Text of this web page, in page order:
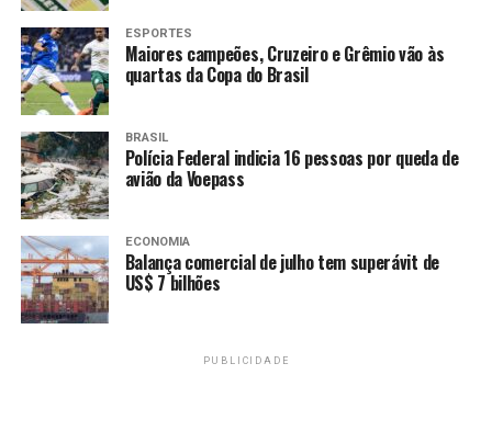
um epidemiologista e um especialista em saúhde animal
à China, para um estudo sobre a origem do vírus que
apareceu na China no final de 2019.
TAGS
PRÓXIMO
“Retorno das aulas presenciais da rede pública do DF
será obrigatória”.
RECENTES
VOLTA ÀS AULAS: CIÊNCIA AFIRMA QUE RETORNO É
POSSÍVEL, DESDE QUE COM SEGURANÇA.
ESPORTES
Maiores campeões, Cruzeiro e Grêmio vão às
quartas da Copa do Brasil
BRASIL
Polícia Federal indicia 16 pessoas por queda de
avião da Voepass
ECONOMIA
Balança comercial de julho tem superávit de
US$ 7 bilhões
PUBLICIDADE